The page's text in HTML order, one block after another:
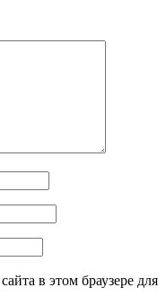
в этом браузере для